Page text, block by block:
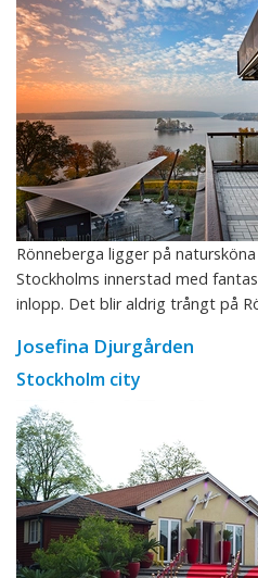
Rönneberga ligger på
Stockholms innerstad med
inlopp. Det blir aldrig trångt på
Josefina Djurgården
Stockholm city